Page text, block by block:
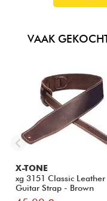
VAAK
X-TONE
xg 3151 Classic Leather
Guitar Strap - Brown